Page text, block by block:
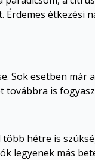
étkezési
Sok esetben már
továbbra is
hétre is
legyenek más